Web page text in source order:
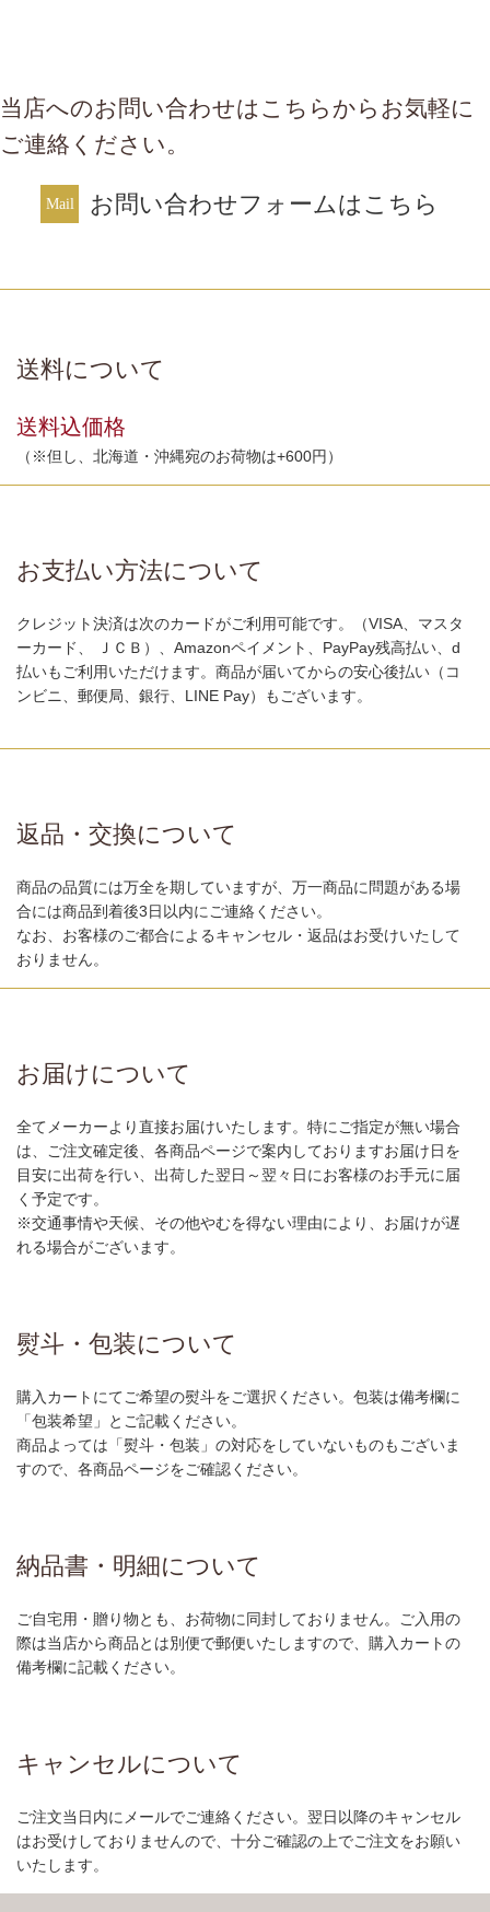
当店へのお問い合わせはこちらからお気軽に
ご連絡ください。
お問い合わせフォームはこちら
送料について
送料込価格
（※但し、北海道・沖縄宛のお荷物は+600円）
お支払い方法について
クレジット決済は次のカードがご利用可能です。（VISA、マスタ
ーカード、 ＪＣＢ）、Amazonペイメント、PayPay残高払い、d
払いもご利用いただけます。商品が届いてからの安心後払い（コ
ンビニ、郵便局、銀行、LINE Pay）もございます。
返品・交換について
商品の品質には万全を期していますが、万一商品に問題がある場
合には商品到着後3日以内にご連絡ください。
なお、お客様のご都合によるキャンセル・返品はお受けいたして
おりません。
お届けについて
全てメーカーより直接お届けいたします。特にご指定が無い場合
は、ご注文確定後、各商品ページで案内しておりますお届け日を
目安に出荷を行い、出荷した翌日～翌々日にお客様のお手元に届
く予定です。
※交通事情や天候、その他やむを得ない理由により、お届けが遅
れる場合がございます。
熨斗・包装について
購入カートにてご希望の熨斗をご選択ください。包装は備考欄に
「包装希望」とご記載ください。
商品よっては「熨斗・包装」の対応をしていないものもございま
すので、各商品ページをご確認ください。
納品書・明細について
ご自宅用・贈り物とも、お荷物に同封しておりません。ご入用の
際は当店から商品とは別便で郵便いたしますので、購入カートの
備考欄に記載ください。
キャンセルについて
ご注文当日内にメールでご連絡ください。翌日以降のキャンセル
はお受けしておりませんので、十分ご確認の上でご注文をお願い
いたします。